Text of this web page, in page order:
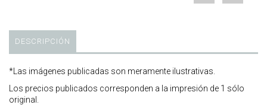
DESCRIPCIÓN
*Las imágenes publicadas son meramente ilustrativas.
Los precios publicados corresponden a la impresión de 1 sólo
original.